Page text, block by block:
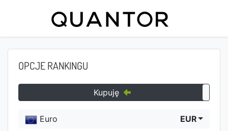
OPCJE RANKINGU
Kupuję
Euro EUR